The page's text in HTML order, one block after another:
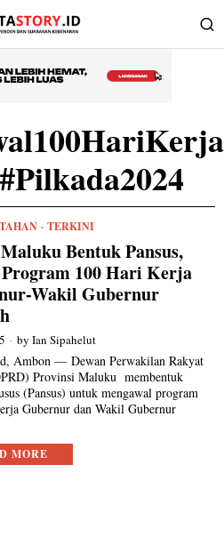
· TERKINI
Bentuk Pansus,
100 Hari Kerja
Wakil Gubernur
byIan Sipahelut
Ambon — Dewan Perwakilan Rakyat
Provinsi Maluku membentuk
(Pansus) untuk mengawal program
Gubernur dan Wakil Gubernur
MORE